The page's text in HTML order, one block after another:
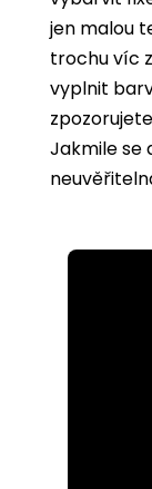
jen malou
trochu víc
vyplnit
Jakmile se